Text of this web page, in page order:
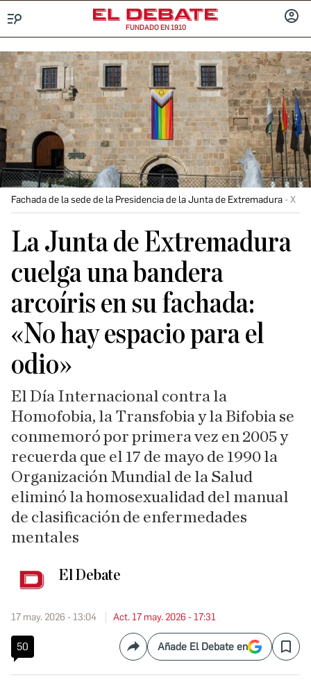
FUNDADO EN 1910
Fachada de la sede de la Presidencia de la Junta de Extremadura X
La Junta de Extremadura
cuelga una bandera
arcoíris en su fachada:
«No hay espacio para el
odio»
El Día Internacional contra la
Homofobia, la Transfobia y la Bifobia se
conmemoró por primera vez en 2005 y
recuerda que el 17 de mayo de 1990 la
Organización Mundial de la Salud
eliminó la homosexualidad del manual
de clasificación de enfermedades
mentales
El Debate
17 may. 2026 - 13:04 Act. 17 may. 2026 - 17:31
50 CompartirAñade El Debate en Save